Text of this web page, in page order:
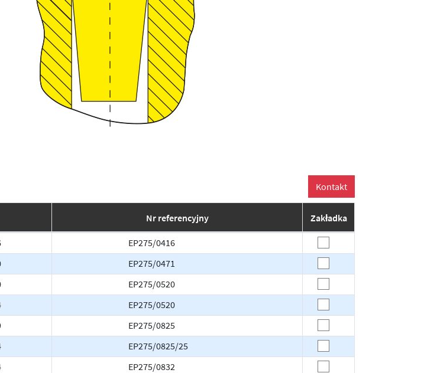
Nr referencyjny Zakładka
EP275/0416
EP275/0471
EP275/0520
EP275/0520
EP275/0825
EP275/0825/25
EP275/0832